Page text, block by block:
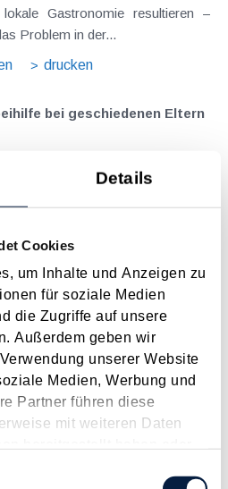
Details
Cookies
um Inhalte und Anzeigen zu
für soziale Medien
die Zugriffe auf unsere
Außerdem geben wir
unserer Website
Medien, Werbung und
Partner führen diese
mit weiteren Daten
Gastronomie resultieren –
Problem in der...
drucken
bei geschiedenen Eltern
der Entscheidung Das
die Familienbeihilfe zusteht,
drucken
Gesetzesbeschlüssen zum
haben. Nachfolgend sind sie